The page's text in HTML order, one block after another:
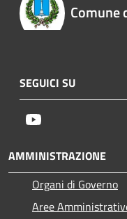
Comune
SEGUICI SU
AMMINISTRAZIONE
Organi di Governo
Aree